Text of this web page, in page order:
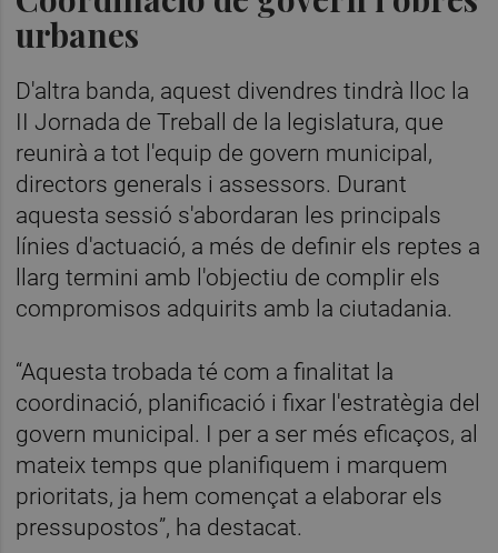
urbanes
D'altra banda, aquest divendres tindrà lloc la
II Jornada de Treball de la legislatura, que
reunirà a tot l'equip de govern municipal,
directors generals i assessors. Durant
aquesta sessió s'abordaran les principals
línies d'actuació, a més de definir els reptes a
llarg termini amb l'objectiu de complir els
compromisos adquirits amb la ciutadania.
“Aquesta trobada té com a finalitat la
coordinació, planificació i fixar l'estratègia del
govern municipal. I per a ser més eficaços, al
mateix temps que planifiquem i marquem
prioritats, ja hem començat a elaborar els
pressupostos”, ha destacat.